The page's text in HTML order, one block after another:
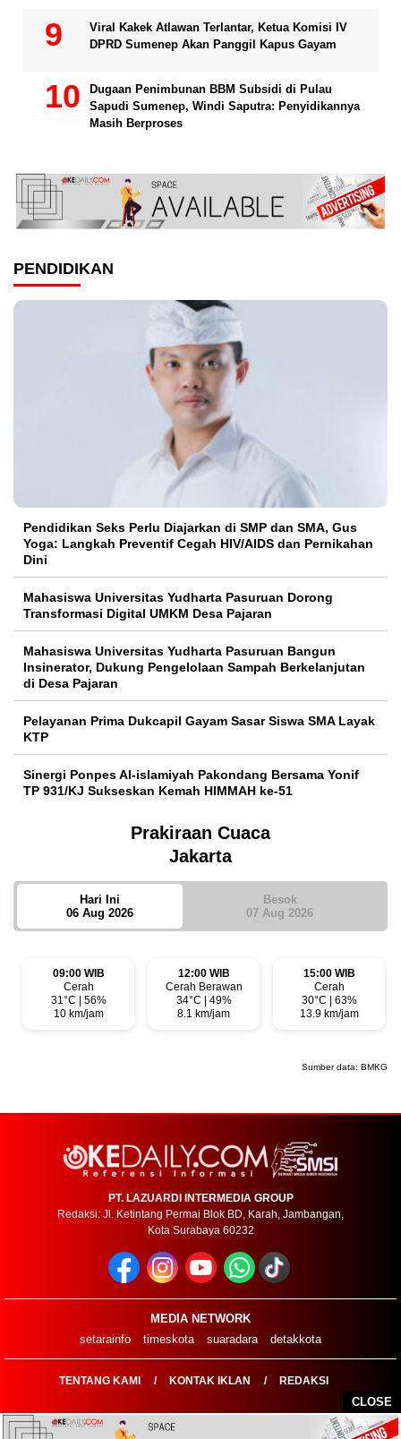
CLOSE
Viral Kakek Atlawan Terlantar, Ketua Komisi IV
DPRD Sumenep Akan Panggil Kapus Gayam
Dugaan Penimbunan BBM Subsidi di Pulau
Sapudi Sumenep, Windi Saputra: Penyidikannya
Masih Berproses
PENDIDIKAN
Pendidikan Seks Perlu Diajarkan di SMP dan SMA, Gus
Yoga: Langkah Preventif Cegah HIV/AIDS dan Pernikahan
Dini
Mahasiswa Universitas Yudharta Pasuruan Dorong
Transformasi Digital UMKM Desa Pajaran
Mahasiswa Universitas Yudharta Pasuruan Bangun
Insinerator, Dukung Pengelolaan Sampah Berkelanjutan
di Desa Pajaran
Pelayanan Prima Dukcapil Gayam Sasar Siswa SMA Layak
KTP
Sinergi Ponpes Al-islamiyah Pakondang Bersama Yonif
TP 931/KJ Sukseskan Kemah HIMMAH ke-51
Prakiraan Cuaca
Jakarta
Hari Ini
06 Aug 2026
Besok
07 Aug 2026
09:00 WIB
Cerah
31°C | 56%
10 km/jam
12:00 WIB
Cerah Berawan
34°C | 49%
8.1 km/jam
15:00 WIB
Cerah
30°C | 63%
13.9 km/jam
Sumber data: BMKG
PT. LAZUARDI INTERMEDIA GROUP
Redaksi: Jl. Ketintang Permai Blok BD, Karah, Jambangan,
Kota Surabaya 60232
MEDIA NETWORK
setarainfo
timeskota suaradara detakkota
TENTANG KAMI KONTAK IKLAN REDAKSI
COPYRIGHT ©2026 OKEDAILYCOM - ALL RIGHTS RESERVED